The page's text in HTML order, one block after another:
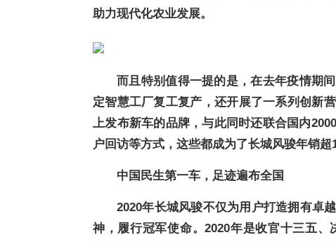
助力现代化农业发展。
而且特别值得一提的是，在去年疫情期
定智慧工厂复工复产，还开展了一系列创新
上发布新车的品牌，与此同时还联合国内
户回访等方式，这些都成为了长城风骏年销超
中国民生第一车，足迹遍布全国
2020年长城风骏不仅为用户打造拥有卓
神，履行冠军使命。2020年是收官十三五